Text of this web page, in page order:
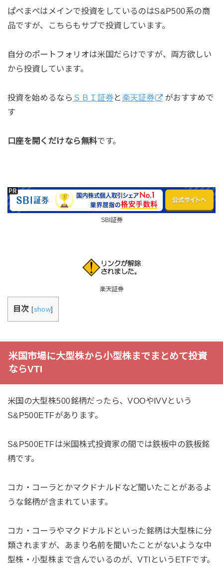
ぱぺまぺはメインで投資をしているのはS&P500系の商
品ですが、こちらもサブで投資しています。
自分のポートフォリオは米国だらけですが、両方欲しい
から投資しています。
投資を始めるなら ＳＢＩ証券と 楽天証券
がおすすめで
す
口座を開くだけなら無料です。
SBI証券
楽天証券
目次 [show]
米国市場に大型株から小型株までまとめて投資
ならVTI
米国の大型株500銘柄だったら、VOOやIVVという
S&P500ETFがあります。
S&P500ETFは米国株式投資家の間では鉄板中の鉄板銘
柄です。
コカ・コーラとかマクドナルドなど聞いたことがあるよ
うな銘柄が含まれています。
コカ・コーラやマクドナルドといった銘柄は大型株に分
類されますが、あまり名前を聞いたことがないような中
型株・小型株まで含んでいるのが、VTIというETFです。